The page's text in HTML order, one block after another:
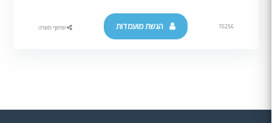
76256 הגשת מועמדות שיתוף משרה